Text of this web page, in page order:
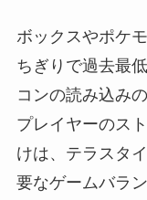
ボックスやポケ
ちぎりで過去最
コンの読み込み
プレイヤーのス
けは、テラスタ
要なゲームバラ